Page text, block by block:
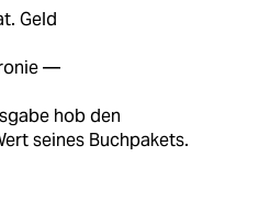
Geld
—
hob den
seines Buchpakets.